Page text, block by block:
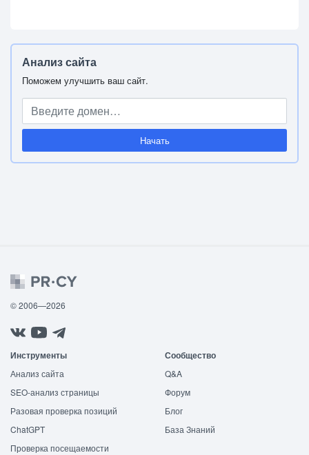
Анализ сайта
Поможем улучшить ваш сайт.
Начать
© 2006—2026
Инструменты
Анализ сайта
SEO-анализ страницы
Разовая проверка позиций
ChatGPT
Проверка посещаемости
Сообщество
Q&A
Форум
Блог
База Знаний